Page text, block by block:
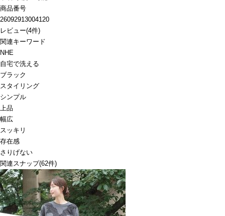
商品番号
26092913004120
レビュー(4件)
関連キーワード
NHE
自宅で洗える
ブラック
スタイリング
シンプル
上品
幅広
スッキリ
存在感
さりげない
関連スナップ(62件)